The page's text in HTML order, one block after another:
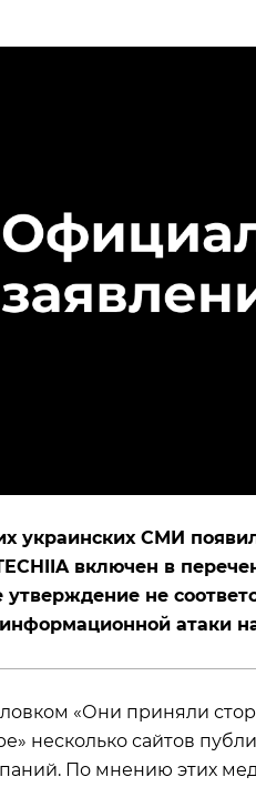
украинских СМИ
включен в
утверждение не
атаки
«Они приняли
несколько сайтов
По мнению этих